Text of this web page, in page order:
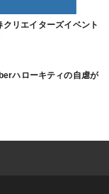
クリエイターズイベント
ハローキティの自虐が